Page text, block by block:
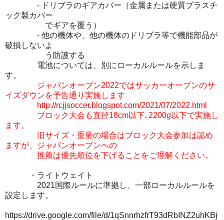
- ドリブラのギアカバー（金属または硬質プラスチ
ック製カバー
でギアを覆う）
- 他の機体や、他の機体のドリブラ等で機能部品が
破損しないよ
う防護する
電池については、別にローカルルールを示しま
す。
ジャパンオープン2022ではサッカーオープンのサ
イズダウンを予告通り実施します
http://rcjjsoccer.blogspot.com/2021/07/2022.html
ブロック大会も直径18cm以下､2200g以下で実施し
ます。
旧サイズ・重量の場合はブロック大会参加は認め
ますが、ジャパンオープンへの
推薦は優先順位を下げることをご理解ください。
・ライトウェイト
2021国際ルールに準拠し、一部ローカルルールを
設定します。
https://drive.google.com/file/d/1qSnnrhzfrT93dRbINZ2uhKBj